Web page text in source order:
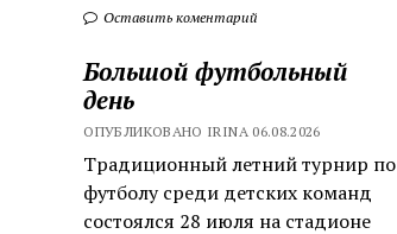
Оставить коментарий
Большой футбольный
день
ОПУБЛИКОВАНО IRINA 06.08.2026
Традиционный летний турнир по
футболу среди детских команд
состоялся 28 июля на стадионе